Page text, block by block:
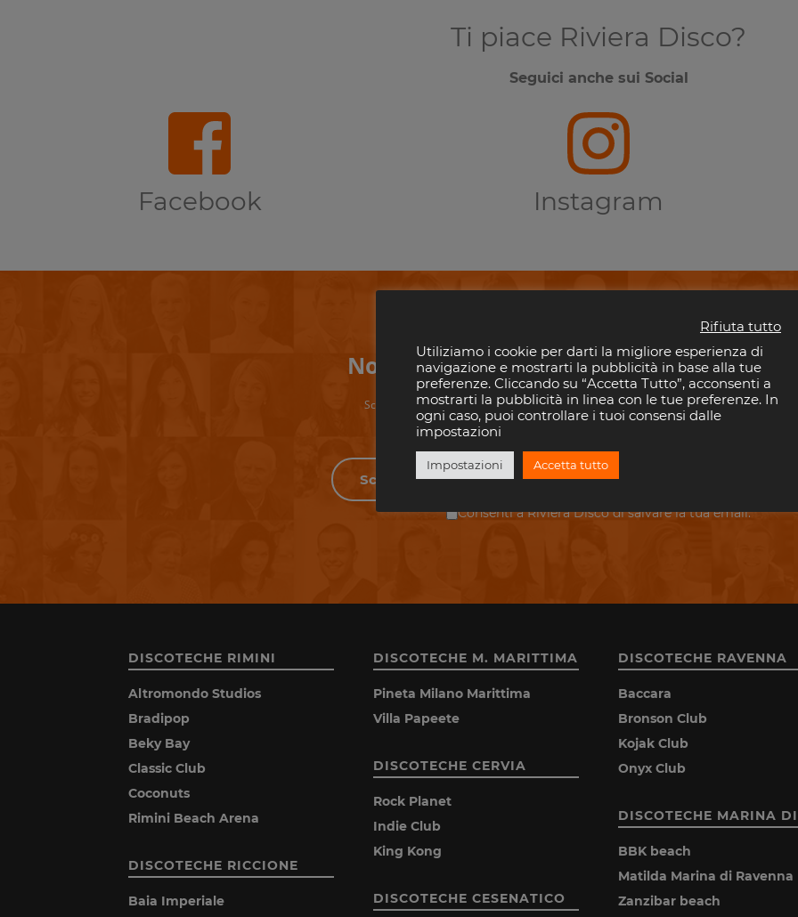
Ti piace Riviera Disco?
Seguici anche sui Social
Facebook Instagram
Non perderti i tuoi eventi preferiti in
Scrivi il tuo indirizzo email per rimanere aggiornato con gli eventi nelle discoteche
È gratis!. E puoi disiscriverti quando vuoi.
Consenti a Riviera Disco di salvare la tua email.
DISCOTECHE RIMINI
Altromondo Studios
Bradipop
Beky Bay
Classic Club
Coconuts
Rimini Beach Arena
DISCOTECHE RICCIONE
Baia Imperiale
DISCOTECHE M. MARITTIMA
Pineta Milano Marittima
Villa Papeete
DISCOTECHE CERVIA
Rock Planet
Indie Club
King Kong
DISCOTECHE CESENATICO
DISCOTECHE RAVENNA
Baccara
Bronson Club
Kojak Club
Onyx Club
DISCOTECHE MARINA
BBK beach
Matilda Marina di Ravenna
Zanzibar beach
Rifiuta tutto
Utiliziamo i cookie per darti la migliore esperienza di
navigazione e mostrarti la pubblicità in base alla tue
preferenze. Cliccando su “Accetta Tutto”, acconsenti a
mostrarti la pubblicità in linea con le tue preferenze. In
ogni caso, puoi controllare i tuoi consensi dalle
impostazioni
Impostazioni Accetta tutto